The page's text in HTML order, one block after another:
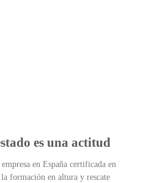
es una actitud
en España certificada en
formación en altura y rescate